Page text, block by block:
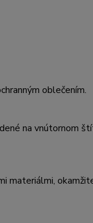
oblečením.
na vnútornom
materiálmi,